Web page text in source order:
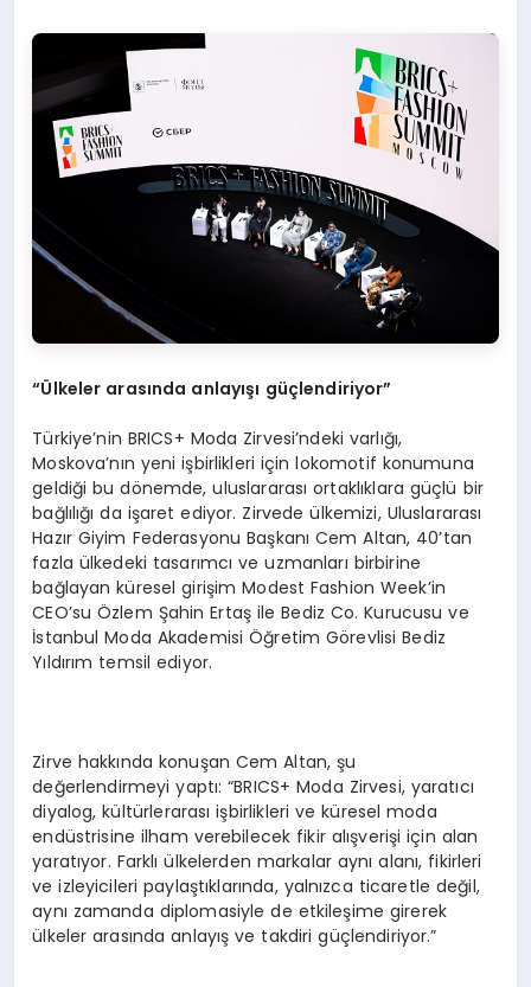
“Ülkeler arasında anlayışı güçlendiriyor”
Türkiye’nin BRICS+ Moda Zirvesi’ndeki varlığı,
Moskova’nın yeni işbirlikleri için lokomotif konumuna
geldiği bu dönemde, uluslararası ortaklıklara güçlü bir
bağlılığı da işaret ediyor. Zirvede ülkemizi, Uluslararası
Hazır Giyim Federasyonu Başkanı Cem Altan, 40’tan
fazla ülkedeki tasarımcı ve uzmanları birbirine
bağlayan küresel girişim Modest Fashion Week’in
CEO’su Özlem Şahin Ertaş ile Bediz Co. Kurucusu ve
İstanbul Moda Akademisi Öğretim Görevlisi Bediz
Yıldırım temsil ediyor.
Zirve hakkında konuşan Cem Altan, şu
değerlendirmeyi yaptı: “BRICS+ Moda Zirvesi, yaratıcı
diyalog, kültürlerarası işbirlikleri ve küresel moda
endüstrisine ilham verebilecek fikir alışverişi için alan
yaratıyor. Farklı ülkelerden markalar aynı alanı, fikirleri
ve izleyicileri paylaştıklarında, yalnızca ticaretle değil,
aynı zamanda diplomasiyle de etkileşime girerek
ülkeler arasında anlayış ve takdiri güçlendiriyor.”